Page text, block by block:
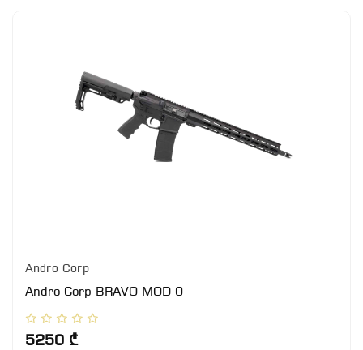
Andro Corp
Andro Corp BRAVO MOD 0
5250 ₾